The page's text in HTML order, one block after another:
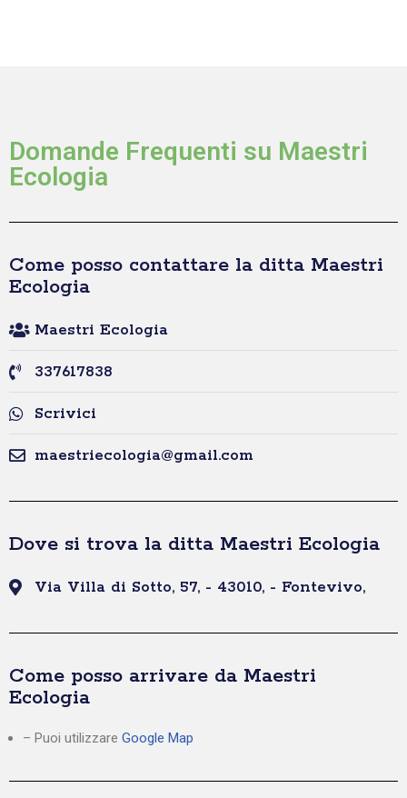
Domande Frequenti su Maestri
Ecologia
Come posso contattare la ditta Maestri
Ecologia
Maestri Ecologia
337617838
Scrivici
maestriecologia@gmail.com
Dove si trova la ditta Maestri Ecologia
Via Villa di Sotto, 57, - 43010, - Fontevivo,
Come posso arrivare da Maestri
Ecologia
– Puoi utilizzare Google Map